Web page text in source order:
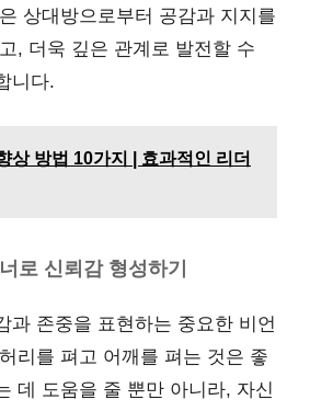
상대방으로부터 공감과 지지를
, 더욱 깊은 관계로 발전할 수
니다.
상 방법 10가지 | 효과적인 리더
로 신뢰감 형성하기
과 존중을 표현하는 중요한 비언
리를 펴고 어깨를 펴는 것은 좋
데 도움을 줄 뿐만 아니라, 자신